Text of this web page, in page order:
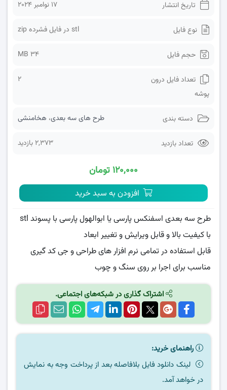
تاریخ انتشار 17 نوامبر 2024
نوع فایل stl در فایل فشرده zip
حجم فایل 34 MB
تعداد فایل درون
پوشه
2
دسته بندی طرح های سه بعدی، هخامنشی
تعداد بازدید 2,373 بازدید
۱۲۰,۰۰۰ تومان
افزودن به سبد خرید
طرح سه بعدی اسفنکس پارسی یا ابوالهول پارسی با پسوند stl
با کیفیت بالا و قابل ویرایش و تغییر ابعاد
قابل استفاده در تمامی نرم افزار های طراحی و جی کد گیری
مناسب برای اجرا بر روی سنگ و چوب
اشتراک گذاری در شبکه‌های اجتماعی.
راهنمای خرید:
لینک دانلود فایل بلافاصله بعد از پرداخت وجه به نمایش
در خواهد آمد.